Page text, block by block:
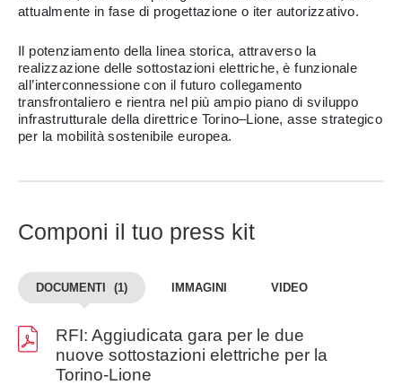
attualmente in fase di progettazione o iter autorizzativo.
Il potenziamento della linea storica, attraverso la
realizzazione delle sottostazioni elettriche, è funzionale
all’interconnessione con il futuro collegamento
transfrontaliero e rientra nel più ampio piano di sviluppo
infrastrutturale della direttrice Torino–Lione, asse strategico
per la mobilità sostenibile europea.
Componi il tuo press kit
DOCUMENTI (1) IMMAGINI VIDEO
RFI: Aggiudicata gara per le due
nuove sottostazioni elettriche per la
Torino-Lione